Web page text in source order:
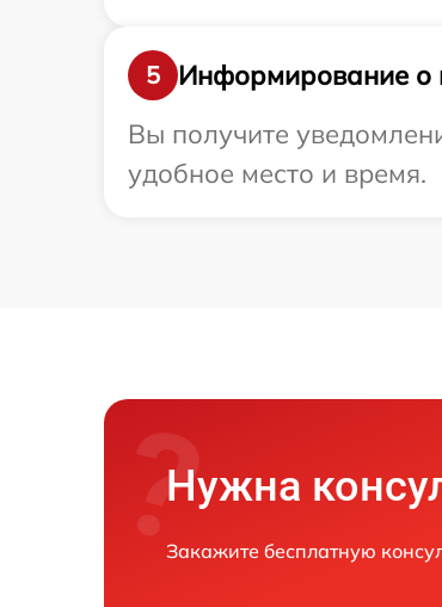
5
Информирование о
Вы получите
удобное место и время.
Нужна
Закажите бесплатную